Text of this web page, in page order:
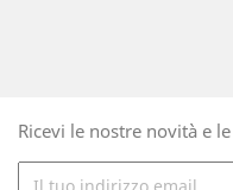
Ricevi le nostre novità e